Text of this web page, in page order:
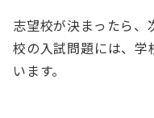
志望校が決まったら、
校の入試問題には、学
います。